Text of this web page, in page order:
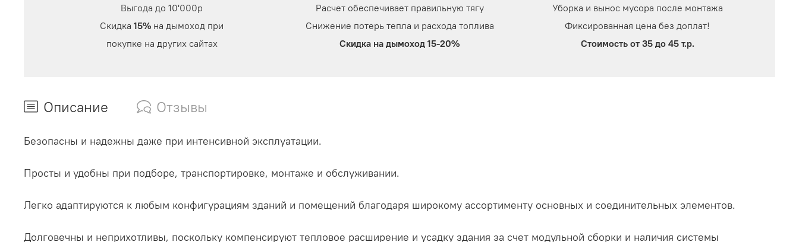
Выгода до 10'000р
Скидка 15% на дымоход при
покупке на других сайтах
Расчет обеспечивает правильную тягу
Снижение потерь тепла и расхода топлива
Скидка на дымоход 15-20%
Уборка и вынос мусора после монтажа
Фиксированная цена без доплат!
Стоимость от 35 до 45 т.р.
Описание Отзывы
Безопасны и надежны даже при интенсивной эксплуатации.
Просты и удобны при подборе, транспортировке, монтаже и обслуживании.
Легко адаптируются к любым конфигурациям зданий и помещений благодаря широкому ассортименту основных и соединительных элементов.
Долговечны и неприхотливы, поскольку компенсируют тепловое расширение и усадку здания за счет модульной сборки и наличия системы